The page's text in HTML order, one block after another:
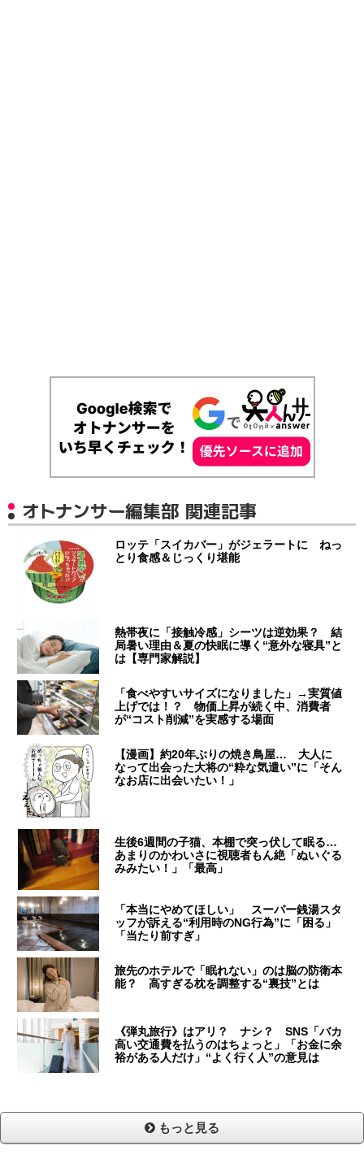
オトナンサー編集部 関連記事
ロッテ「スイカバー」がジェラートに ねっ
とり食感＆じっくり堪能
熱帯夜に「接触冷感」シーツは逆効果？ 結
局暑い理由＆夏の快眠に導く“意外な寝具”と
は【専門家解説】
「食べやすいサイズになりました」→実質値
上げでは！？ 物価上昇が続く中、消費者
が“コスト削減”を実感する場面
【漫画】約20年ぶりの焼き鳥屋… 大人に
なって出会った大将の“粋な気遣い”に「そん
なお店に出会いたい！」
生後6週間の子猫、本棚で突っ伏して眠る…
あまりのかわいさに視聴者もん絶「ぬいぐる
みみたい！」「最高」
「本当にやめてほしい」 スーパー銭湯スタ
ッフが訴える“利用時のNG行為”に「困る」
「当たり前すぎ」
旅先のホテルで「眠れない」のは脳の防衛本
能？ 高すぎる枕を調整する“裏技”とは
《弾丸旅行》はアリ？ ナシ？ SNS「バカ
高い交通費を払うのはちょっと」「お金に余
裕がある人だけ」“よく行く人”の意見は
もっと見る